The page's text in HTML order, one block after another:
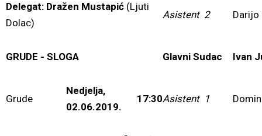
Delegat: Dražen Mustapić (Ljuti
Dolac)
Asistent 2 Darijo
GRUDE - SLOGA Glavni Sudac Ivan
Grude
Nedjelja,
02.06.2019.
17:30Asistent 1